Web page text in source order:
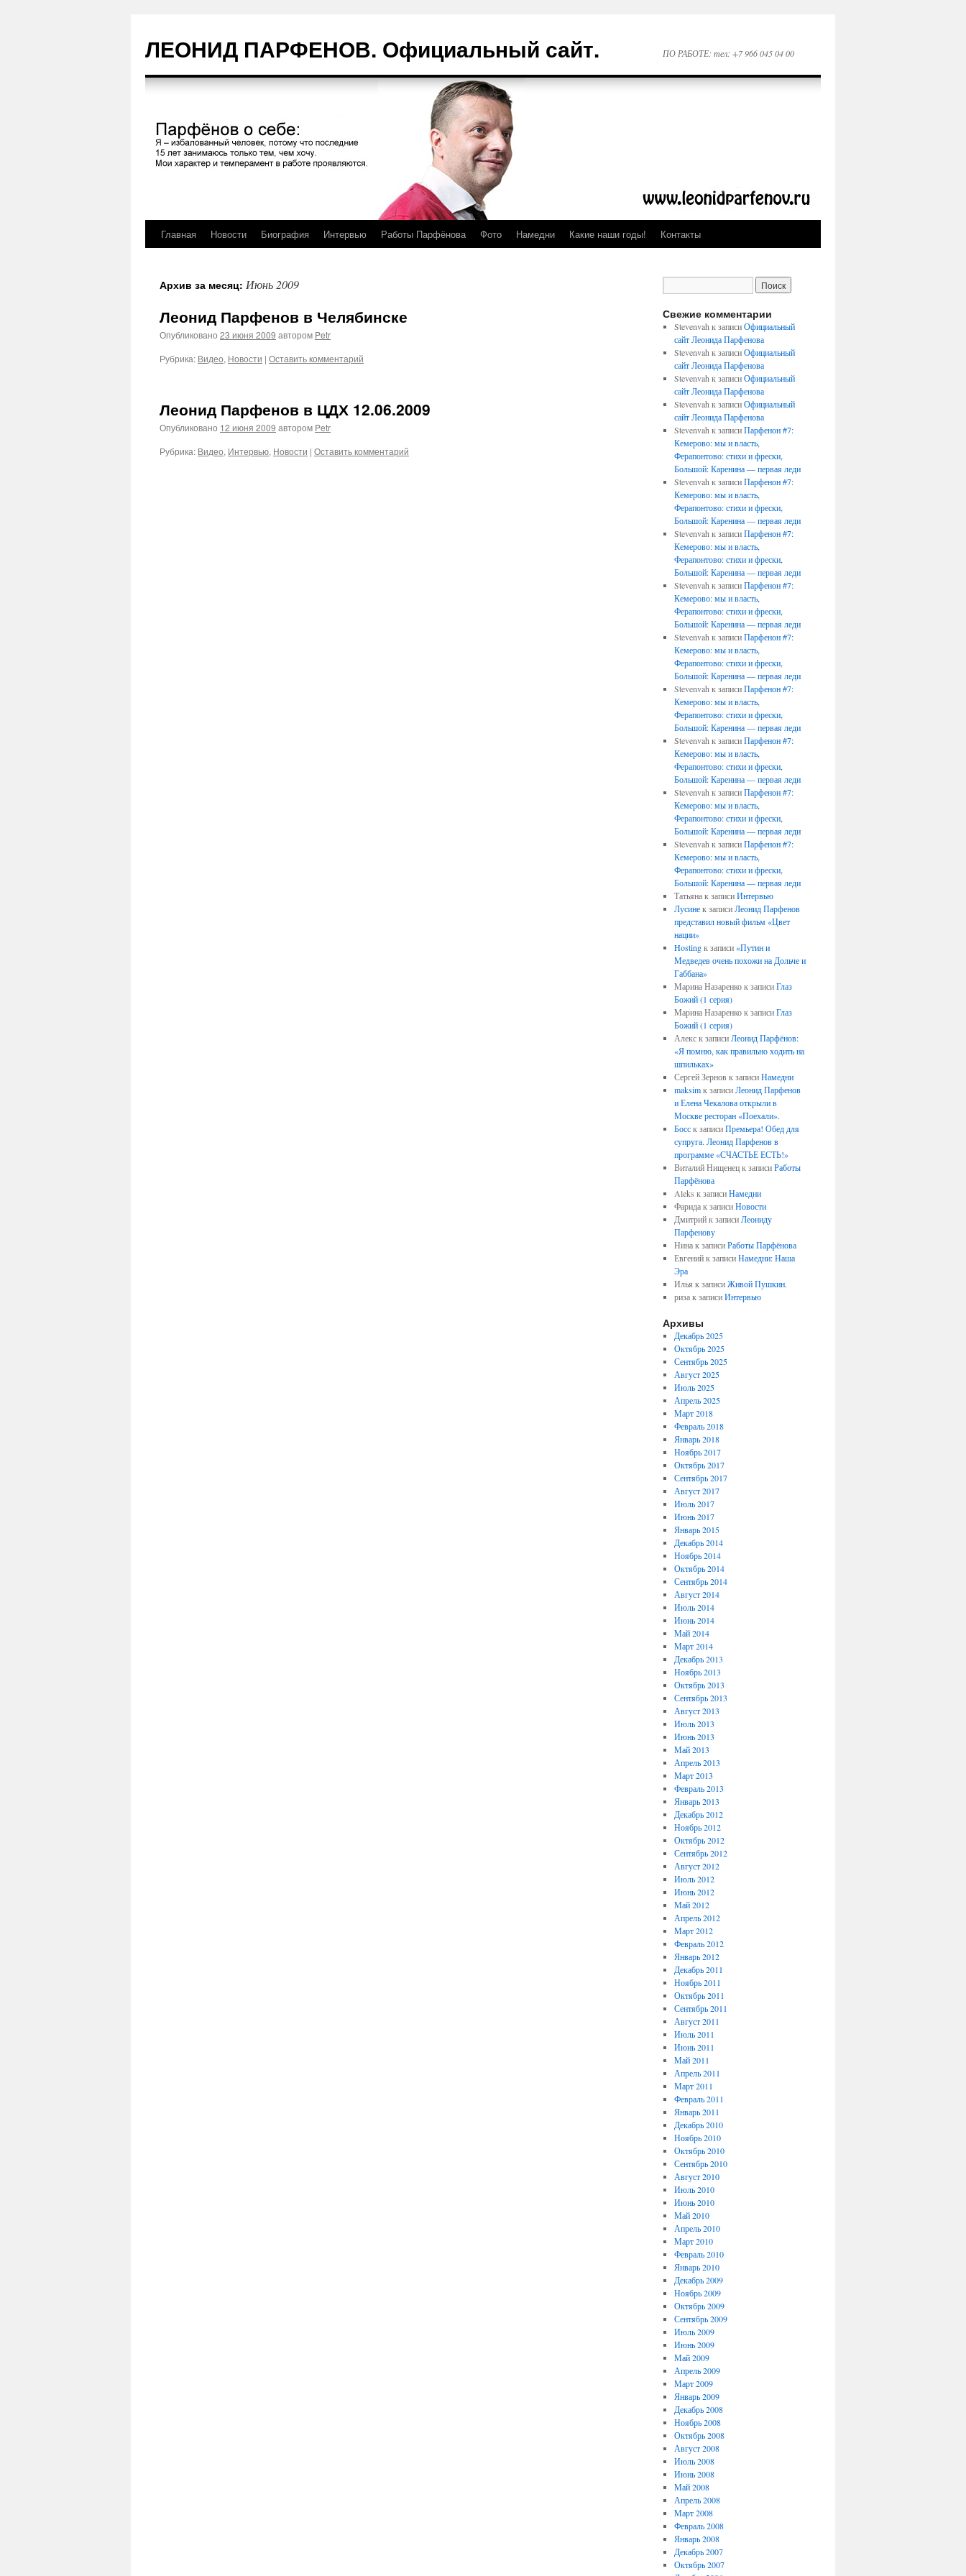
содержимому
ЛЕОНИД ПАРФЕНОВ. Официальный сайт. ПО РАБОТЕ: тел: +7 966 045 04 00
Главная Новости Биография Интервью Работы Парфёнова Фото Намедни Какие наши годы! Контакты
Архив за месяц: Июнь 2009
Леонид Парфенов в Челябинске
Опубликовано 23 июня 2009 автором Petr
Рубрика: Видео, Новости | Оставить комментарий
Леонид Парфенов в ЦДХ 12.06.2009
Опубликовано 12 июня 2009 автором Petr
Рубрика: Видео, Интервью, Новости | Оставить комментарий
Свежие комментарии
Stevenvah к записиОфициальный
сайт Леонида Парфенова
Stevenvah к записиОфициальный
сайт Леонида Парфенова
Stevenvah к записиОфициальный
сайт Леонида Парфенова
Stevenvah к записиОфициальный
сайт Леонида Парфенова
Stevenvah к записиПарфенон #7:
Кемерово: мы и власть,
Ферапонтово: стихи и фрески,
Большой: Каренина — первая леди
Stevenvah к записиПарфенон #7:
Кемерово: мы и власть,
Ферапонтово: стихи и фрески,
Большой: Каренина — первая леди
Stevenvah к записиПарфенон #7:
Кемерово: мы и власть,
Ферапонтово: стихи и фрески,
Большой: Каренина — первая леди
Stevenvah к записиПарфенон #7:
Кемерово: мы и власть,
Ферапонтово: стихи и фрески,
Большой: Каренина — первая леди
Stevenvah к записиПарфенон #7:
Кемерово: мы и власть,
Ферапонтово: стихи и фрески,
Большой: Каренина — первая леди
Stevenvah к записиПарфенон #7:
Кемерово: мы и власть,
Ферапонтово: стихи и фрески,
Большой: Каренина — первая леди
Stevenvah к записиПарфенон #7:
Кемерово: мы и власть,
Ферапонтово: стихи и фрески,
Большой: Каренина — первая леди
Stevenvah к записиПарфенон #7:
Кемерово: мы и власть,
Ферапонтово: стихи и фрески,
Большой: Каренина — первая леди
Stevenvah к записиПарфенон #7:
Кемерово: мы и власть,
Ферапонтово: стихи и фрески,
Большой: Каренина — первая леди
Татьянак записиИнтервью
Лусинек записиЛеонид Парфенов
представил новый фильм «Цвет
нации»
Hostingк записи«Путин и
Медведев очень похожи на Дольче и
Габбана»
Марина Назаренкок записиГлаз
Божий (1 серия)
Марина Назаренкок записиГлаз
Божий (1 серия)
Алекск записиЛеонид Парфёнов:
«Я помню, как правильно ходить на
шпильках»
Сергей Зерновк записиНамедни
maksimк записиЛеонид Парфенов
и Елена Чекалова открыли в
Москве ресторан «Поехали».
Босск записиПремьера! Обед для
супруга. Леонид Парфенов в
программе «СЧАСТЬЕ ЕСТЬ!»
Виталий Нищенецк записиРаботы
Парфёнова
Aleks к записиНамедни
Фаридак записиНовости
Дмитрийк записиЛеониду
Парфенову
Нинак записиРаботы Парфёнова
Евгенийк записиНамедни: Наша
Эра
Илья к записиЖивой Пушкин.
ризак записиИнтервью
Архивы
Декабрь 2025
Октябрь 2025
Сентябрь 2025
Август 2025
Июль 2025
Апрель 2025
Март 2018
Февраль 2018
Январь 2018
Ноябрь 2017
Октябрь 2017
Сентябрь 2017
Август 2017
Июль 2017
Июнь 2017
Январь 2015
Декабрь 2014
Ноябрь 2014
Октябрь 2014
Сентябрь 2014
Август 2014
Июль 2014
Июнь 2014
Май 2014
Март 2014
Декабрь 2013
Ноябрь 2013
Октябрь 2013
Сентябрь 2013
Август 2013
Июль 2013
Июнь 2013
Май 2013
Апрель 2013
Март 2013
Февраль 2013
Январь 2013
Декабрь 2012
Ноябрь 2012
Октябрь 2012
Сентябрь 2012
Август 2012
Июль 2012
Июнь 2012
Май 2012
Апрель 2012
Март 2012
Февраль 2012
Январь 2012
Декабрь 2011
Ноябрь 2011
Октябрь 2011
Сентябрь 2011
Август 2011
Июль 2011
Июнь 2011
Май 2011
Апрель 2011
Март 2011
Февраль 2011
Январь 2011
Декабрь 2010
Ноябрь 2010
Октябрь 2010
Сентябрь 2010
Август 2010
Июль 2010
Июнь 2010
Май 2010
Апрель 2010
Март 2010
Февраль 2010
Январь 2010
Декабрь 2009
Ноябрь 2009
Октябрь 2009
Сентябрь 2009
Июль 2009
Июнь 2009
Май 2009
Апрель 2009
Март 2009
Январь 2009
Декабрь 2008
Ноябрь 2008
Октябрь 2008
Август 2008
Июль 2008
Июнь 2008
Май 2008
Апрель 2008
Март 2008
Февраль 2008
Январь 2008
Декабрь 2007
Октябрь 2007